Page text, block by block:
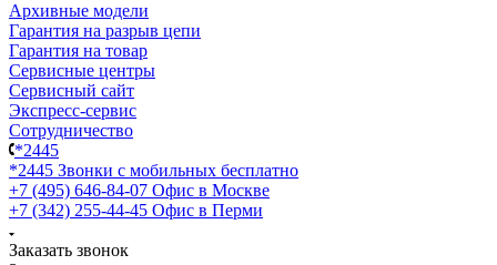
Архивные модели
Гарантия на разрыв цепи
Гарантия на товар
Сервисные центры
Сервисный сайт
Экспресс-сервис
Сотрудничество
*2445
*2445 Звонки с мобильных бесплатно
+7 (495) 646-84-07 Офис в Москве
+7 (342) 255-44-45 Офис в Перми
Заказать звонок